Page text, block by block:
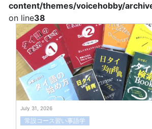
content/themes/voicehobby/
on line38
July 31, 2026
常設コース習い事語学